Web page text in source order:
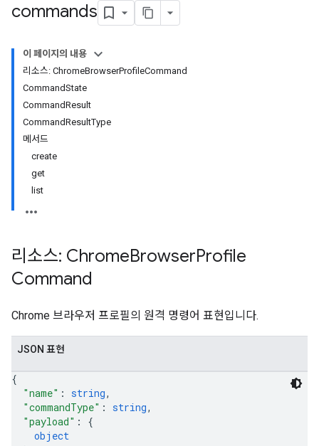
commands
이 페이지의 내용
리소스: ChromeBrowserProfileCommand
CommandState
CommandResult
CommandResultType
메서드
create
get
list
리소스: ChromeBrowserProfile
Command
Chrome 브라우저 프로필의 원격 명령어 표현입니다.
JSON 표현
{
"name" : string,
"commandType" : string,
"payload" : {
object